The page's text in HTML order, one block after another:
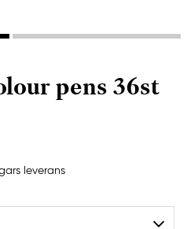
pens 36st
leverans